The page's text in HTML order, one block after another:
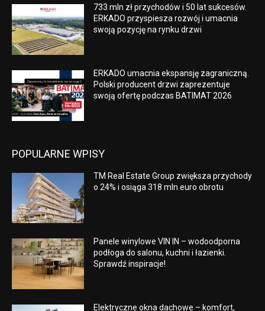
733 mln zł przychodów i 50 lat sukcesów.
ERKADO przyspiesza rozwój i umacnia
swoją pozycję na rynku drzwi
ERKADO umacnia ekspansję zagraniczną.
Polski producent drzwi zaprezentuje
swoją ofertę podczas BATIMAT 2026
POPULARNE WPISY
TM Real Estate Group zwiększa przychody
o 24% i osiąga 318 mln euro obrotu
Panele winylowe VIN IN – wodoodporna
podłoga do salonu, kuchni i łazienki.
Sprawdź inspiracje!
Elektryczne okna dachowe – komfort,